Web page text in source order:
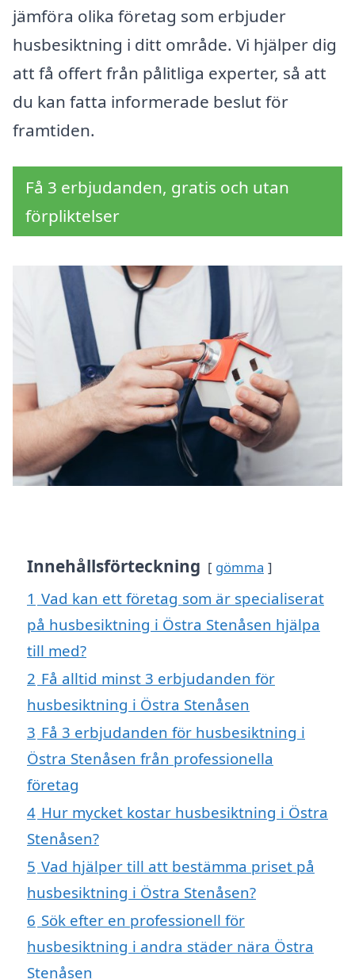
jämföra olika företag som erbjuder
husbesiktning i ditt område. Vi hjälper dig
att få offert från pålitliga experter, så att
du kan fatta informerade beslut för
framtiden.
Få 3 erbjudanden, gratis och utan
förpliktelser
Innehållsförteckning gömma
1 Vad kan ett företag som är specialiserat
på husbesiktning i Östra Stenåsen hjälpa
till med?
2 Få alltid minst 3 erbjudanden för
husbesiktning i Östra Stenåsen
3 Få 3 erbjudanden för husbesiktning i
Östra Stenåsen från professionella
företag
4 Hur mycket kostar husbesiktning i Östra
Stenåsen?
5 Vad hjälper till att bestämma priset på
husbesiktning i Östra Stenåsen?
6 Sök efter en professionell för
husbesiktning i andra städer nära Östra
Stenåsen